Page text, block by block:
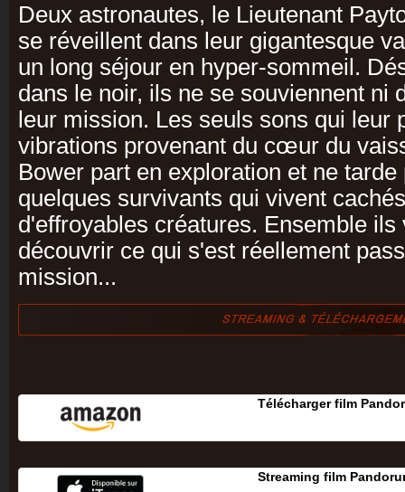
Deux astronautes, le Lieutenant
se réveillent dans leur gigantesque
un long séjour en hyper-sommeil.
dans le noir, ils ne se souviennent ni
leur mission. Les seuls sons qui leur
vibrations provenant du cœur du
Bower part en exploration et ne
quelques survivants qui vivent
d'effroyables créatures. Ensemble ils
découvrir ce qui s'est réellement
mission...
Télécharger film
Streaming film